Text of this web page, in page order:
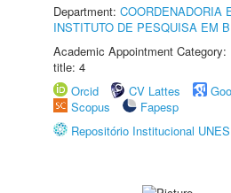
Department: COORDENADORIA
INSTITUTO DE PESQUISA EM
Academic Appointment
title: 4
Orcid
CV Lattes
Scopus
Fapesp
Repositório Institucional